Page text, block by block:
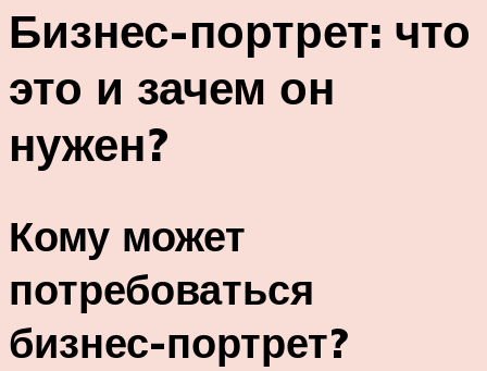
Бизнес-портрет: что
это и зачем он
нужен?
Кому может
потребоваться
бизнес-портрет?